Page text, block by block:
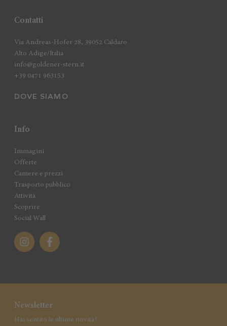
Contatti
Via Andreas-Hofer 28, 39052 Caldaro
Alto Adige/Italia
info@goldener-stern.it
+39 0471 963153
DOVE SIAMO
Info
Immagini
Offerte
Camere e prezzi
Trasporto pubblico
Attività
Scoprire
Social Wall
Newsletter
Hai sentito le ultime novità?